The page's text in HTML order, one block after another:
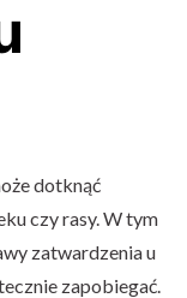
dotknąć
czy rasy. W tym
zatwardzenia u
zapobiegać.